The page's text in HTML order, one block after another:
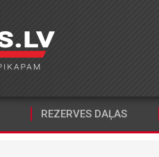
REZERVES DAĻAS